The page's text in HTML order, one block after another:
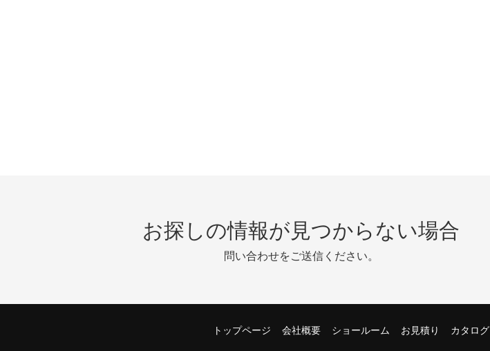
お探しの情報が見つからない場合
問い合わせをご送信ください。
トップページ 会社概要 ショールーム お見積り カタログ